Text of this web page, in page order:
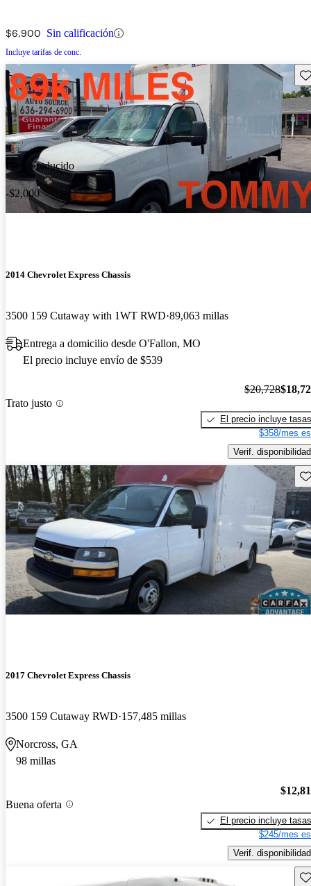
$6,900 Sin calificación
Incluye tarifas de conc.
Precio reducido
-$2,000
2014 Chevrolet Express Chassis
3500 159 Cutaway with 1WT RWD 89,063 millas
Entrega a domicilio desde O'Fallon, MO
El precio incluye envío de $539
Trato justo
$20,728
El precio incluye tasas
$358/mes
Verif. disponibilidad
2017 Chevrolet Express Chassis
3500 159 Cutaway RWD 157,485 millas
Norcross, GA
98 millas
Buena oferta
El precio incluye tasas
$245/mes
Verif. disponibilidad